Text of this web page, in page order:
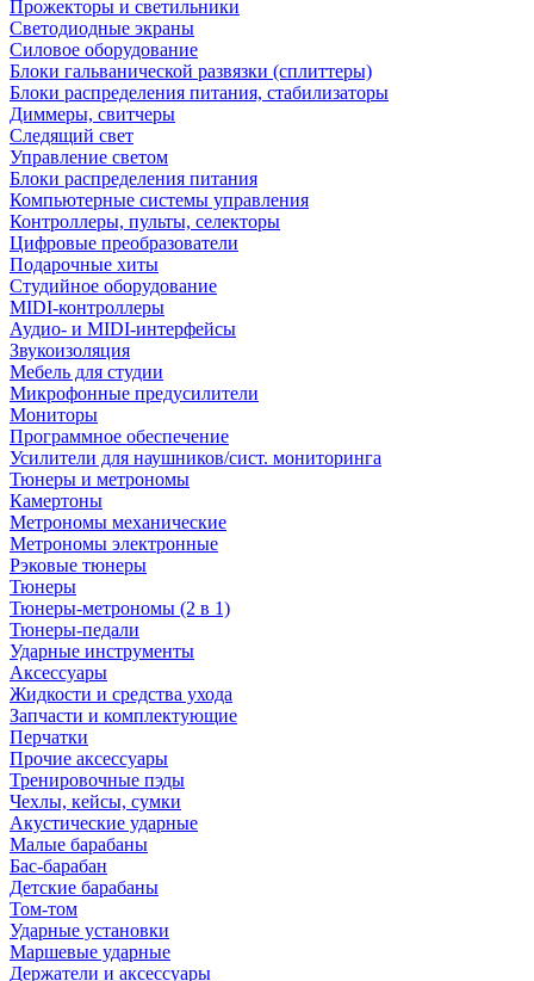
Прожекторы и светильники
Светодиодные экраны
Силовое оборудование
Блоки гальванической развязки (сплиттеры)
Блоки распределения питания, стабилизаторы
Диммеры, свитчеры
Следящий свет
Управление светом
Блоки распределения питания
Компьютерные системы управления
Контроллеры, пульты, селекторы
Цифровые преобразователи
Подарочные хиты
Студийное оборудование
MIDI-контроллеры
Аудио- и MIDI-интерфейсы
Звукоизоляция
Мебель для студии
Микрофонные предусилители
Мониторы
Программное обеспечение
Усилители для наушников/сист. мониторинга
Тюнеры и метрономы
Камертоны
Метрономы механические
Метрономы электронные
Рэковые тюнеры
Тюнеры
Тюнеры-метрономы (2 в 1)
Тюнеры-педали
Ударные инструменты
Аксессуары
Жидкости и средства ухода
Запчасти и комплектующие
Перчатки
Прочие аксессуары
Тренировочные пэды
Чехлы, кейсы, сумки
Акустические ударные
Mалые барабаны
Бас-барабан
Детские барабаны
Том-том
Ударные установки
Маршевые ударные
Держатели и аксессуары